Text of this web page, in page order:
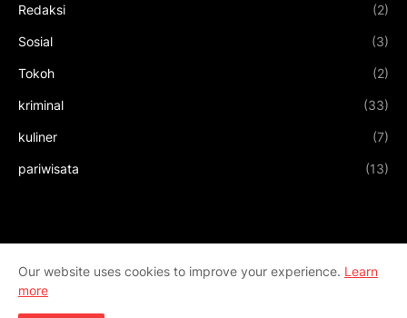
Redaksi (2)
Sosial (3)
Tokoh (2)
kriminal (33)
kuliner (7)
pariwisata (13)
Our website uses cookies to improve your experience. Learn
more